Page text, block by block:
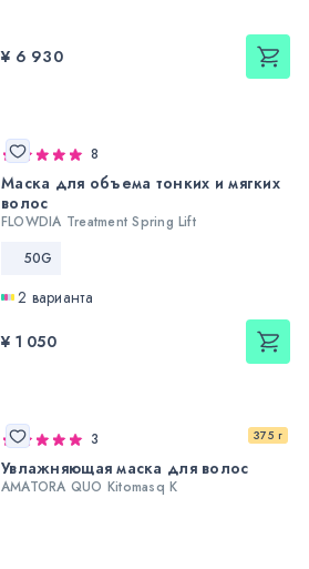
¥ 6 930
8
Маска для объема тонких и мягких
волос
FLOWDIA Treatment Spring Lift
50G
2 варианта
¥ 1 050
375 г
3
Увлажняющая маска для волос
AMATORA QUO Kitomasq K